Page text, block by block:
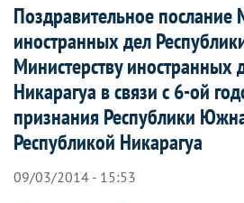
Поздравительное послание
иностранных дел
Министерству иностранных
Никарагуа в связи с 6-ой
признания Республики
Республикой Никарагуа
09/03/2014 - 15:53